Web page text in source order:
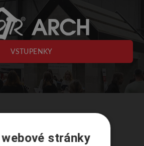
VSTUPENKY
stránky